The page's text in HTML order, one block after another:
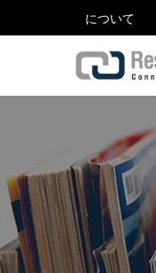
について